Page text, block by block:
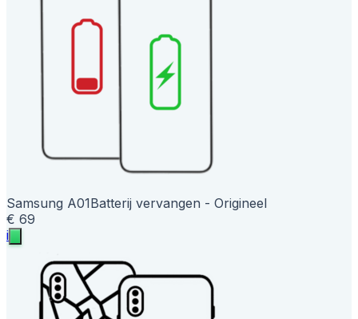
Samsung A01Batterij vervangen - Origineel
€ 69
i